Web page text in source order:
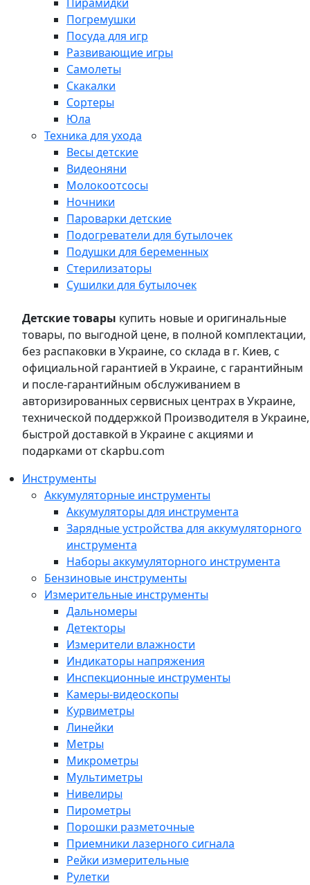
Погремушки
Посуда для игр
Развивающие игры
Самолеты
Скакалки
Сортеры
Юла
Техника для ухода
Весы детские
Видеоняни
Молокоотсосы
Ночники
Пароварки детские
Подогреватели для бутылочек
Подушки для беременных
Стерилизаторы
Сушилки для бутылочек
Детские товары купить новые и оригинальные
товары, по выгодной цене, в полной комплектации,
без распаковки в Украине, со склада в г. Киев, с
официальной гарантией в Украине, с гарантийным
и после-гарантийным обслуживанием в
авторизированных сервисных центрах в Украине,
технической поддержкой Производителя в Украине,
быстрой доставкой в Украине с акциями и
подарками от ckapbu.com
Инструменты
Аккумуляторные инструменты
Аккумуляторы для инструмента
Зарядные устройства для аккумуляторного
инструмента
Наборы аккумуляторного инструмента
Бензиновые инструменты
Измерительные инструменты
Дальномеры
Детекторы
Измерители влажности
Индикаторы напряжения
Инспекционные инструменты
Камеры-видеоскопы
Курвиметры
Линейки
Метры
Микрометры
Мультиметры
Нивелиры
Пирометры
Порошки разметочные
Приемники лазерного сигнала
Рейки измерительные
Рулетки